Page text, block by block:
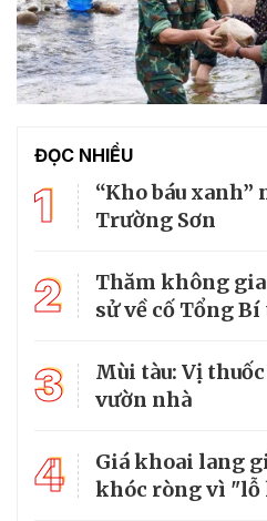
ĐỌC NHIỀU
1
“Kho báu xanh”
Trường Sơn
2
Thăm không
sử về cố Tổng
3
Mùi tàu: Vị
vườn nhà
4
Giá khoai lang
khóc ròng vì "lỗ